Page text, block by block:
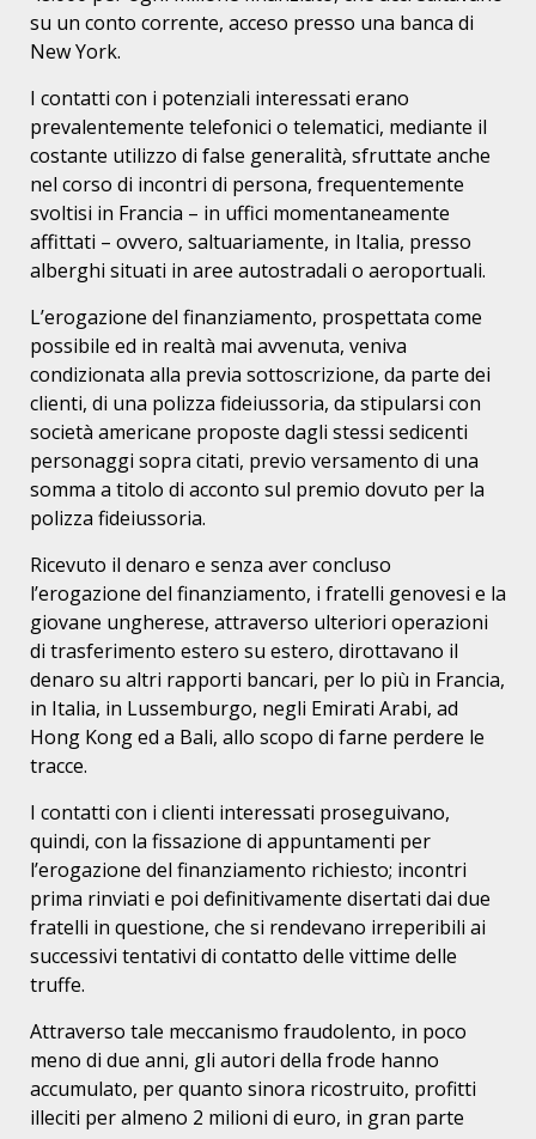
su un conto corrente, acceso presso una banca di
New York.
I contatti con i potenziali interessati erano
prevalentemente telefonici o telematici, mediante il
costante utilizzo di false generalità, sfruttate anche
nel corso di incontri di persona, frequentemente
svoltisi in Francia – in uffici momentaneamente
affittati – ovvero, saltuariamente, in Italia, presso
alberghi situati in aree autostradali o aeroportuali.
L’erogazione del finanziamento, prospettata come
possibile ed in realtà mai avvenuta, veniva
condizionata alla previa sottoscrizione, da parte dei
clienti, di una polizza fideiussoria, da stipularsi con
società americane proposte dagli stessi sedicenti
personaggi sopra citati, previo versamento di una
somma a titolo di acconto sul premio dovuto per la
polizza fideiussoria.
Ricevuto il denaro e senza aver concluso
l’erogazione del finanziamento, i fratelli genovesi e la
giovane ungherese, attraverso ulteriori operazioni
di trasferimento estero su estero, dirottavano il
denaro su altri rapporti bancari, per lo più in Francia,
in Italia, in Lussemburgo, negli Emirati Arabi, ad
Hong Kong ed a Bali, allo scopo di farne perdere le
tracce.
I contatti con i clienti interessati proseguivano,
quindi, con la fissazione di appuntamenti per
l’erogazione del finanziamento richiesto; incontri
prima rinviati e poi definitivamente disertati dai due
fratelli in questione, che si rendevano irreperibili ai
successivi tentativi di contatto delle vittime delle
truffe.
Attraverso tale meccanismo fraudolento, in poco
meno di due anni, gli autori della frode hanno
accumulato, per quanto sinora ricostruito, profitti
illeciti per almeno 2 milioni di euro, in gran parte